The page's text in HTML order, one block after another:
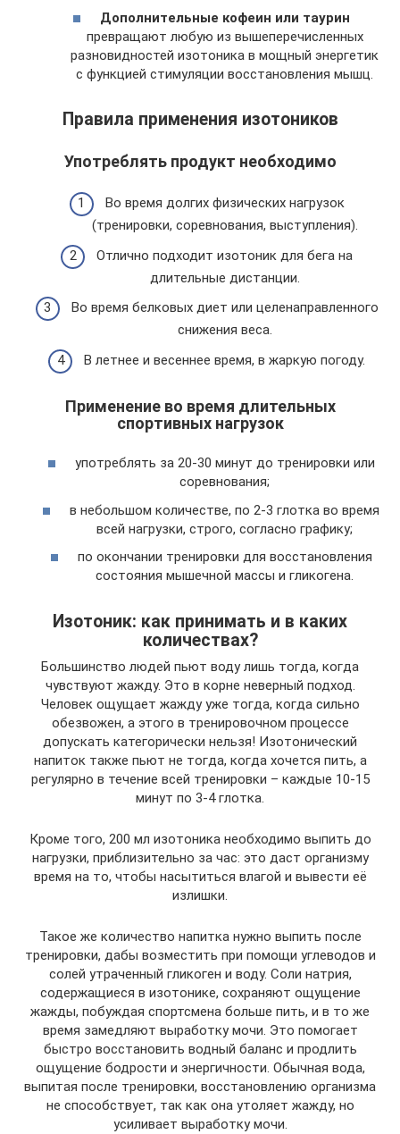
Дополнительные кофеин или таурин
превращают любую из вышеперечисленных
разновидностей изотоника в мощный энергетик
с функцией стимуляции восстановления мышц.
Правила применения изотоников
Употреблять продукт необходимо
Во время долгих физических нагрузок
(тренировки, соревнования, выступления).
Отлично подходит изотоник для бега на
длительные дистанции.
Во время белковых диет или целенаправленного
снижения веса.
В летнее и весеннее время, в жаркую погоду.
Применение во время длительных
спортивных нагрузок
употреблять за 20-30 минут до тренировки или
соревнования;
в небольшом количестве, по 2-3 глотка во время
всей нагрузки, строго, согласно графику;
по окончании тренировки для восстановления
состояния мышечной массы и гликогена.
Изотоник: как принимать и в каких
количествах?
Большинство людей пьют воду лишь тогда, когда
чувствуют жажду. Это в корне неверный подход.
Человек ощущает жажду уже тогда, когда сильно
обезвожен, а этого в тренировочном процессе
допускать категорически нельзя! Изотонический
напиток также пьют не тогда, когда хочется пить, а
регулярно в течение всей тренировки – каждые 10-15
минут по 3-4 глотка.
Кроме того, 200 мл изотоника необходимо выпить до
нагрузки, приблизительно за час: это даст организму
время на то, чтобы насытиться влагой и вывести её
излишки.
Такое же количество напитка нужно выпить после
тренировки, дабы возместить при помощи углеводов и
солей утраченный гликоген и воду. Соли натрия,
содержащиеся в изотонике, сохраняют ощущение
жажды, побуждая спортсмена больше пить, и в то же
время замедляют выработку мочи. Это помогает
быстро восстановить водный баланс и продлить
ощущение бодрости и энергичности. Обычная вода,
выпитая после тренировки, восстановлению организма
не способствует, так как она утоляет жажду, но
усиливает выработку мочи.